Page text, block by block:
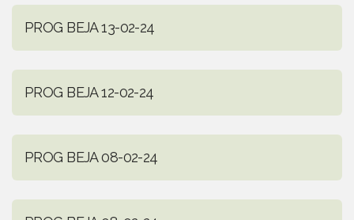
PROG BEJA 13-02-24
PROG BEJA 12-02-24
PROG BEJA 08-02-24